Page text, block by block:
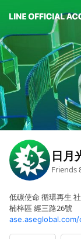
日月
Friends
低碳使命 循環再生
楠梓區 經三路26號
ase.aseglobal.com/